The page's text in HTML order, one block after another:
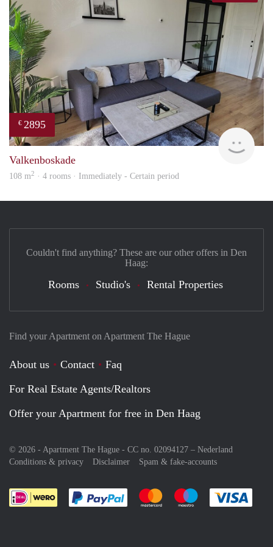
€ 2895
Valkenboskade
108 m2 · 4 rooms · Immediately - Certain period
Find your Apartment on Apartment The Hague
About us Contact
Faq
For Real Estate Agents/Realtors
Offer your Apartment for free in Den Haag
© 2026 - Apartment The Hague - CC no. 02094127 – Nederland
Conditions & privacy
Disclaimer Spam & fake-accounts
Pay easily with :payment method
Pay easily with :payment
Pay easily with
Couldn't find anything? These are our other offers in Den
Haag:
Rooms Studio's Rental Properties